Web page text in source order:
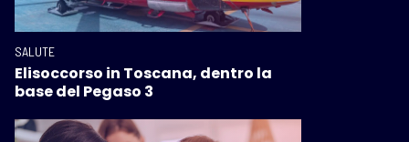
SALUTE
Elisoccorso in Toscana, dentro la
base del Pegaso 3